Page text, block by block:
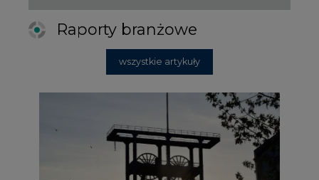
Raporty branżowe
wszystkie artykuły